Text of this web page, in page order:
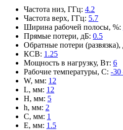
Частота низ, ГГц: 4.2
Частота верх, ГГц: 5.7
Ширина рабочей полосы, %:
Прямые потери, дБ: 0.5
Обратные потери (развязка),
КСВ: 1.25
Мощность в нагрузку, Вт: 6
Рабочие температуры, С: -
W, мм: 12
L, мм: 12
H, мм: 5
h, мм: 2
C, мм: 1
E, мм: 1.5